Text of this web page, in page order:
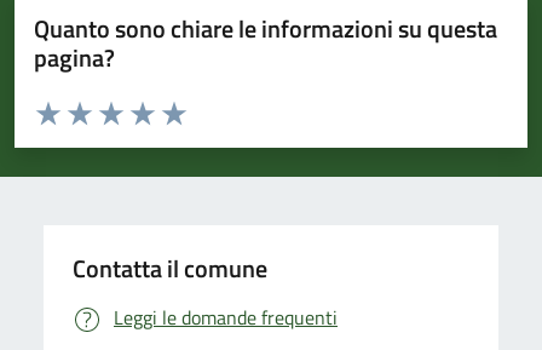
Quanto sono chiare le informazioni su questa
pagina?
Valuta da 1 a 5 stelle la pagina
Valuta 5 stelle su 5
Valuta 4 stelle su 5
Valuta 3 stelle su 5
Valuta 2 stelle su 5
Valuta 1 stelle su 5
Contatta il comune
Leggi le domande frequenti